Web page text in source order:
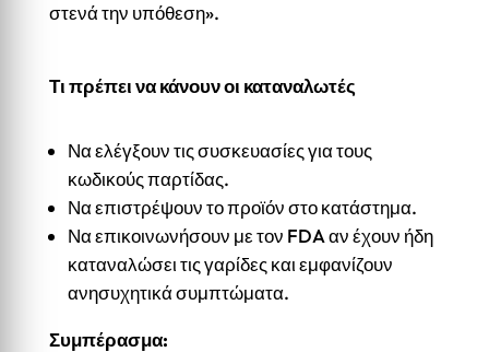
στενά την υπόθεση».
Τι πρέπει να κάνουν οι καταναλωτές
Να ελέγξουν τις συσκευασίες για τους
κωδικούς παρτίδας.
Να επιστρέψουν το προϊόν στο κατάστημα.
Να επικοινωνήσουν με τον FDA αν έχουν ήδη
καταναλώσει τις γαρίδες και εμφανίζουν
ανησυχητικά συμπτώματα.
Συμπέρασμα: